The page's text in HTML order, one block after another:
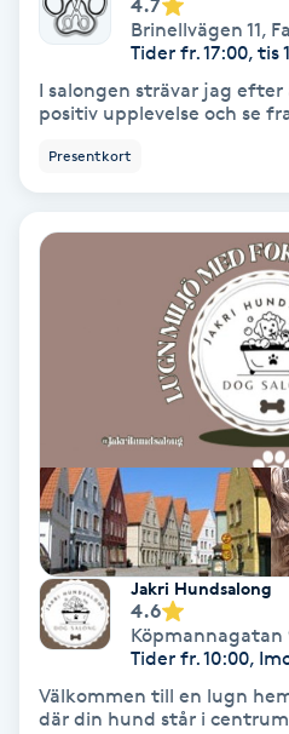
Tuina-massage
Taktil massage
Tandblekning
Tatueringsborttagning
Terapi
Thaimassage
Toning
Torr hårbotten
Brinellvägen 11,
Tider fr. 17:00, tis
I salongen strävar jag
positiv upplevelse och se
Presentkort
Jakri Hundsalong
4.6
Köpmannagatan
Tider fr. 10:00,
Välkommen till en lugn
där din hund står i